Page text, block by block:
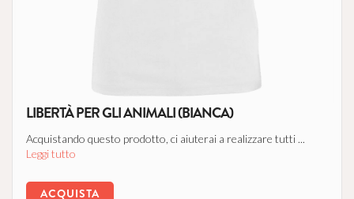
LIBERTÀ PER GLI ANIMALI (BIANCA)
Acquistando questo prodotto, ci aiuterai a realizzare tutti ...
Leggi tutto
ACQUISTA